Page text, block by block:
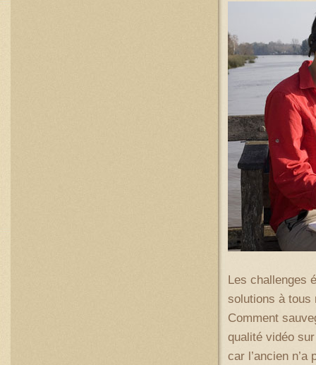
Les challenges
solutions à tous
Comment
qualité vidéo
car l’ancien